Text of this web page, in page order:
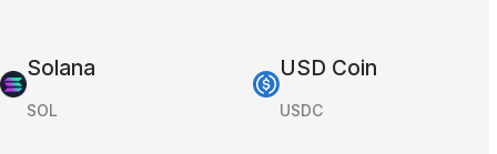
Solana
SOL
USD Coin
USDC